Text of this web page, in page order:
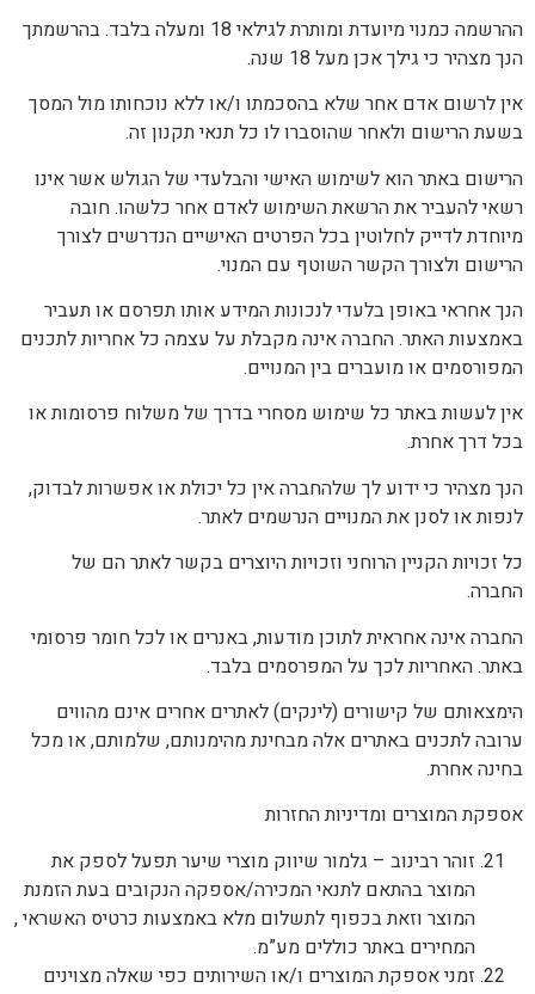
ההרשמה כמנוי מיועדת ומותרת לגילאי 18 ומעלה בלבד. בהרשמתך
הנך מצהיר כי גילך אכן מעל 18 שנה.
אין לרשום אדם אחר שלא בהסכמתו ו/או ללא נוכחותו מול המסך
בשעת הרישום ולאחר שהוסברו לו כל תנאי תקנון זה.
הרישום באתר הוא לשימוש האישי והבלעדי של הגולש אשר אינו
רשאי להעביר את הרשאת השימוש לאדם אחר כלשהו. חובה
מיוחדת לדייק לחלוטין בכל הפרטים האישיים הנדרשים לצורך
הרישום ולצורך הקשר השוטף עם המנוי.
הנך אחראי באופן בלעדי לנכונות המידע אותו תפרסם או תעביר
באמצעות האתר. החברה אינה מקבלת על עצמה כל אחריות לתכנים
המפורסמים או מועברים בין המנויים.
אין לעשות באתר כל שימוש מסחרי בדרך של משלוח פרסומות או
בכל דרך אחרת.
הנך מצהיר כי ידוע לך שלהחברה אין כל יכולת או אפשרות לבדוק,
לנפות או לסנן את המנויים הנרשמים לאתר.
כל זכויות הקניין הרוחני וזכויות היוצרים בקשר לאתר הם של
החברה.
החברה אינה אחראית לתוכן מודעות, באנרים או לכל חומר פרסומי
באתר. האחריות לכך על המפרסמים בלבד.
הימצאותם של קישורים (לינקים) לאתרים אחרים אינם מהווים
ערובה לתכנים באתרים אלה מבחינת מהימנותם, שלמותם, או מכל
בחינה אחרת.
אספקת המוצרים ומדיניות החזרות
זוהר רבינוב – גלמור שיווק מוצרי שיער תפעל לספק את
המוצר בהתאם לתנאי המכירה/אספקה הנקובים בעת הזמנת
המוצר וזאת בכפוף לתשלום מלא באמצעות כרטיס האשראי ,
המחירים באתר כוללים מע”מ.
זמני אספקת המוצרים ו/או השירותים כפי שאלה מצוינים